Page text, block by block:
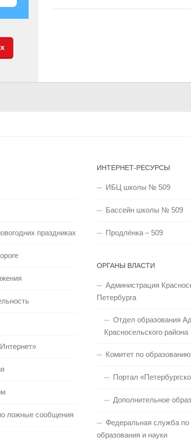
праздниках
ложные сообщения
ИНТЕРНЕТ-РЕСУРСЫ
ИБЦ школы № 509
Бассейн школы № 509
Продлёнка – 509
ОРГАНЫ ВЛАСТИ
Администрация
Петербурга
Отдел образования
Красносельского района
Комитет по
Портал
Дополнительное
Федеральная служба
образования и науки